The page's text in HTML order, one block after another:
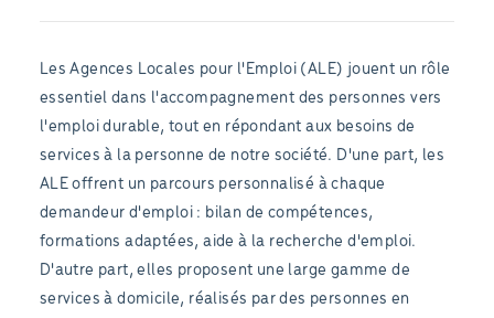
Les Agences Locales pour l'Emploi (ALE) jouent un rôle
essentiel dans l'accompagnement des personnes vers
l'emploi durable, tout en répondant aux besoins de
services à la personne de notre société. D'une part, les
ALE offrent un parcours personnalisé à chaque
demandeur d'emploi : bilan de compétences,
formations adaptées, aide à la recherche d'emploi.
D'autre part, elles proposent une large gamme de
services à domicile, réalisés par des personnes en